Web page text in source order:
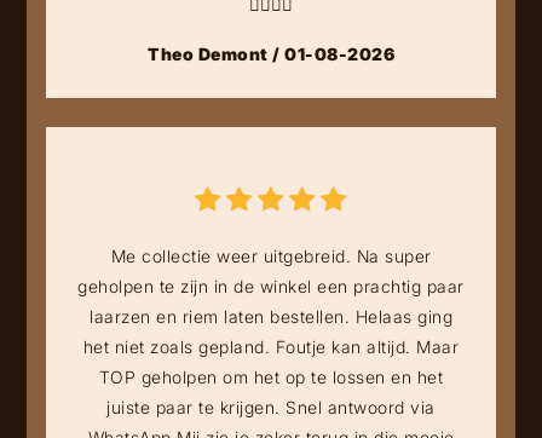
👍🏻👍🏻
Theo Demont / 01-08-2026
Me collectie weer uitgebreid. Na super
geholpen te zijn in de winkel een prachtig paar
laarzen en riem laten bestellen. Helaas ging
het niet zoals gepland. Foutje kan altijd. Maar
TOP geholpen om het op te lossen en het
juiste paar te krijgen. Snel antwoord via